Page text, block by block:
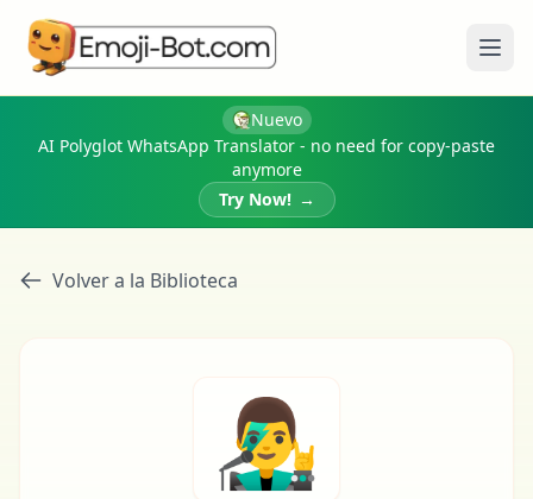
Nuevo
AI Polyglot WhatsApp Translator - no need for copy-paste
anymore
Try Now! →
Volver a la Biblioteca
👨‍🎤